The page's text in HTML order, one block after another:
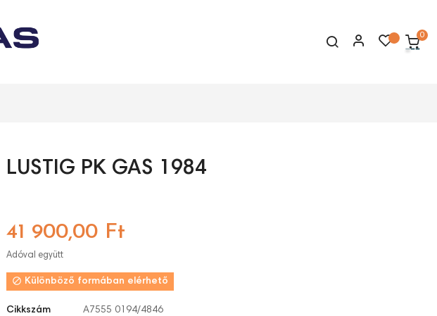
0
LUSTIG PK GAS 1984
41 900,00 Ft
Adóval együtt
 Különböző formában elérhető
Cikkszám
A7555 0194/4846